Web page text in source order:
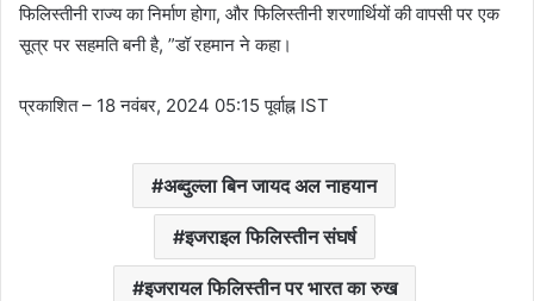
फिलिस्तीनी राज्य का निर्माण होगा, और फिलिस्तीनी शरणार्थियों की वापसी पर एक
सूत्र पर सहमति बनी है, ”डॉ रहमान ने कहा।
प्रकाशित– 18 नवंबर, 2024 05:15 पूर्वाह्न IST
अब्दुल्ला बिन जायद अल नाहयान
इजराइल फिलिस्तीन संघर्ष
इजरायल फिलिस्तीन पर भारत का रुख